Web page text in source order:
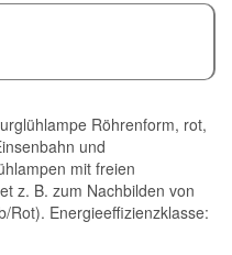
Röhrenform, rot,
und
mit freien
z. B. zum Nachbilden von
Rot). Energieeffizienzklasse: